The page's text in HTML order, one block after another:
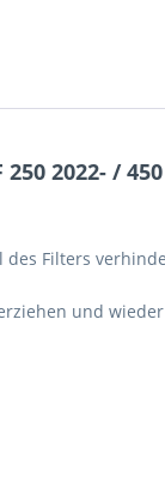
2022- / 450
Filters
und